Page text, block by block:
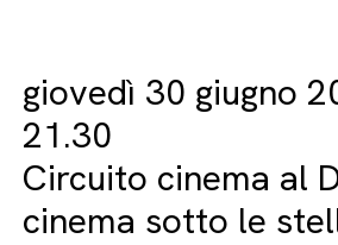
giovedì 30 giugno
21.30
Circuito cinema al
cinema sotto le